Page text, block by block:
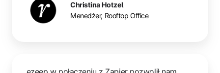
Christina Hotzel
Menedżer, Rooftop Office